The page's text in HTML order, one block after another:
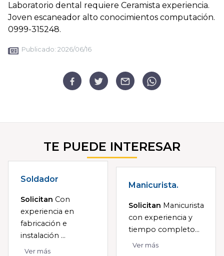
Laboratorio dental requiere Ceramista experiencia.
Joven escaneador alto conocimientos computación.
0999-315248.
Publicado: 2026/06/16
TE PUEDE INTERESAR
Soldador
Solicitan Con
experiencia en
fabricación e
instalación ...
Ver más
Manicurista.
Solicitan Manicurista
con experiencia y
tiempo completo...
Ver más